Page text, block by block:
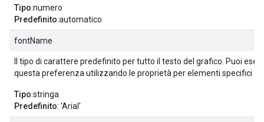
Tipo:numero
Predefinito:automatico
fontName
Il tipo di carattere predefinito per tutto il testo del grafico. Puoi
questa preferenza utilizzando le proprietà per elementi specifici
Tipo:stringa
Predefinito: 'Arial'